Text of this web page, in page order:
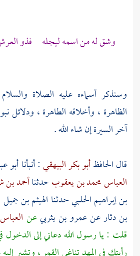
وشق له من اسمه ليجله فذو
وسنذكر أسماءه عليه الصلاة
الظاهرة ، وأخلاقه الطاهرة ، ودلائل
آخر السيرة إن شاء الله .
قال الحافظأبو بكر البيهقي: أنبأناأبو
العباس محمد بن يعقوبحدثناأحمد بن
بن إبراهيم الحلبيحدثنا الهيثم بن جميل
بن دثارعنعمرو بن يثربيعن
قلت : يا رسول الله دعاني إلى الدخول